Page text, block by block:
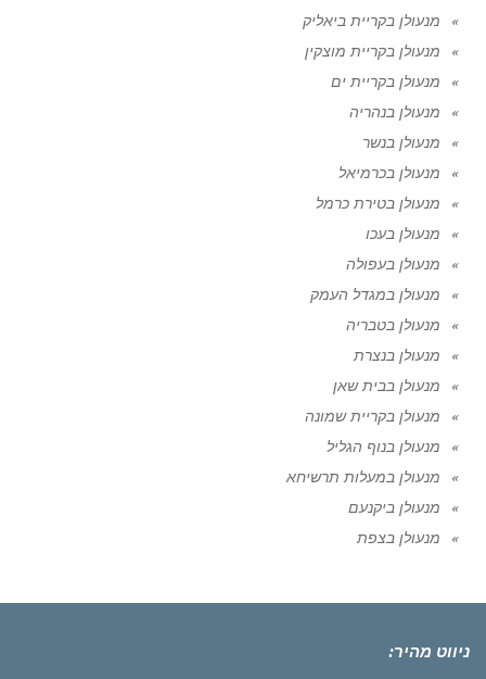
מנעולן בקריית ביאליק
מנעולן בקריית מוצקין
מנעולן בקריית ים
מנעולן בנהריה
מנעולן בנשר
מנעולן בכרמיאל
מנעולן בטירת כרמל
מנעולן בעכו
מנעולן בעפולה
מנעולן במגדל העמק
מנעולן בטבריה
מנעולן בנצרת
מנעולן בבית שאן
מנעולן בקריית שמונה
מנעולן בנוף הגליל
מנעולן במעלות תרשיחא
מנעולן ביקנעם
מנעולן בצפת
ניווט מהיר: